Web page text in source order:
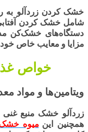
خشک کردن زردآلو به
شامل خشک کردن
دستگاه‌های خشک‌کن
مزایا و معایب خاص خود
خواص
ویتامین‌ها و مواد
زردآلو خشک منبع غنی
همچنین اینمیوه